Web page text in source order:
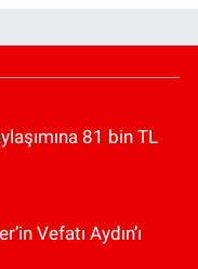
81 bin TL
Vefatı Aydın’ı